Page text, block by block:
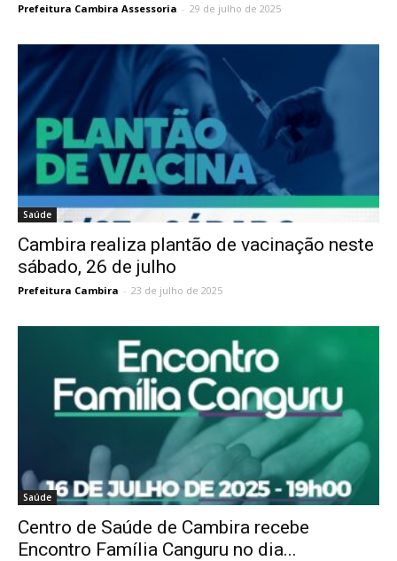
Prefeitura Cambira Assessoria - 29 de julho de 2025
Saúde
Cambira realiza plantão de vacinação neste
sábado, 26 de julho
Prefeitura Cambira - 23 de julho de 2025
Saúde
Centro de Saúde de Cambira recebe
Encontro Família Canguru no dia...